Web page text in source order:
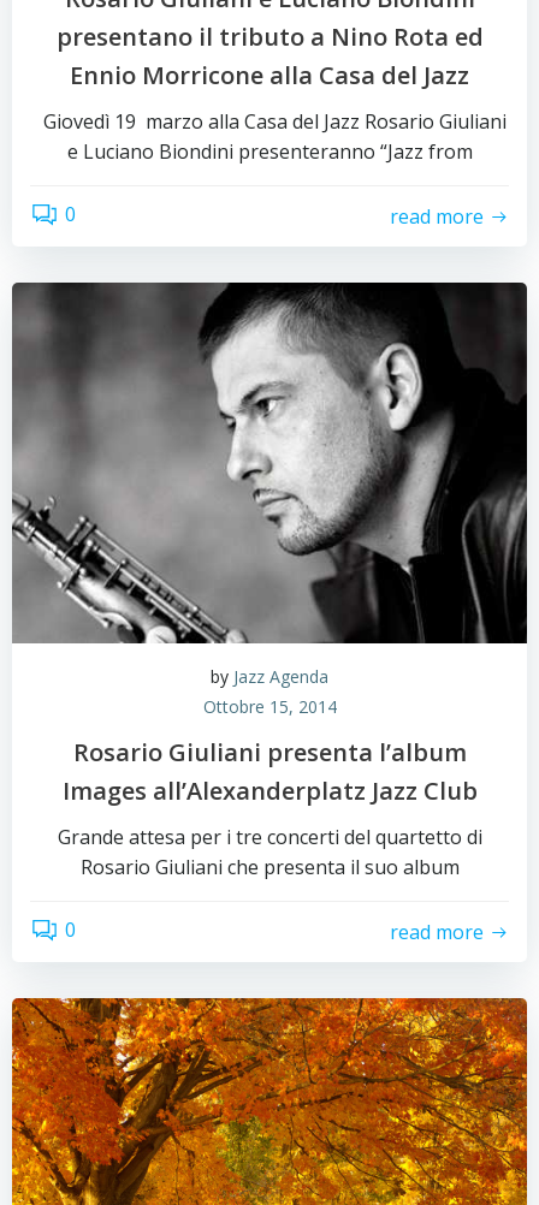
presentano il tributo a Nino Rota ed
Ennio Morricone alla Casa del Jazz
Giovedì 19 marzo alla Casa del Jazz Rosario Giuliani
e Luciano Biondini presenteranno “Jazz from
0 read more
by Jazz Agenda
Ottobre 15, 2014
Rosario Giuliani presenta l’album
Images all’Alexanderplatz Jazz Club
Grande attesa per i tre concerti del quartetto di
Rosario Giuliani che presenta il suo album
0 read more